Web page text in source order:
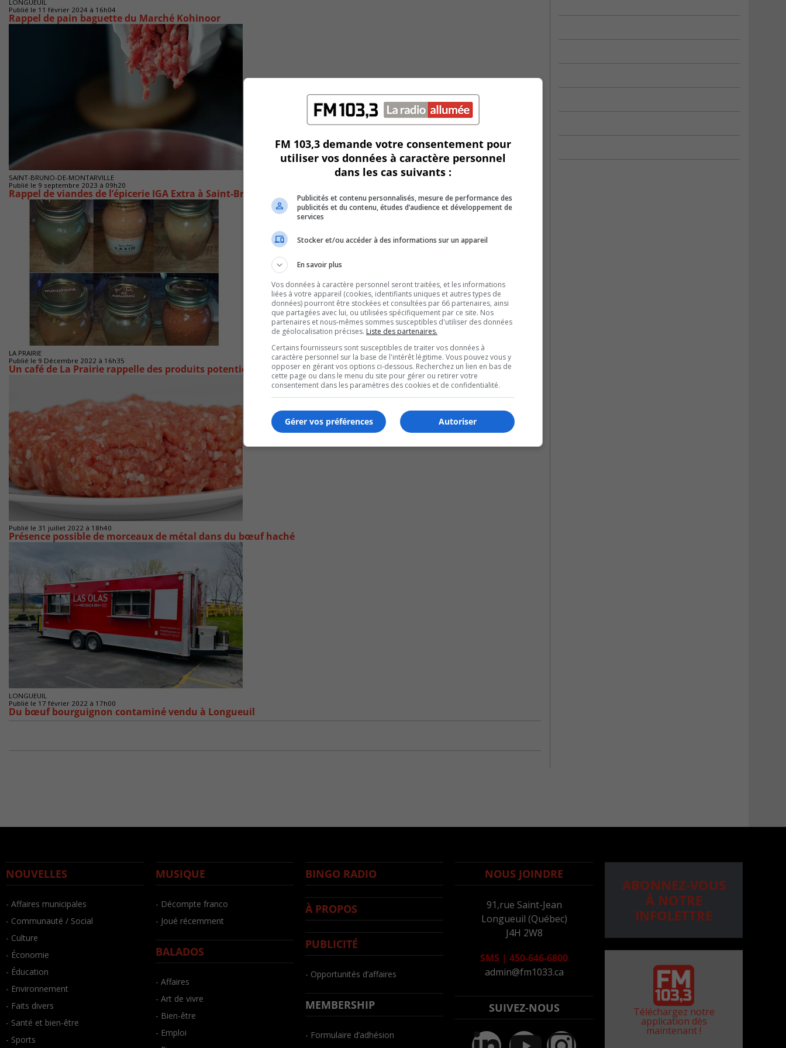
LONGUEUIL
Publié le 11 février 2024 à 16h04
Rappel de pain baguette du Marché Kohinoor
SAINT-BRUNO-DE-MONTARVILLE
Publié le 9 septembre 2023 à 09h20
Rappel de viandes de l’épicerie IGA Extra à Saint-Bruno
LA PRAIRIE
Publié le 9 Décembre 2022 à 16h35
Un café de La Prairie rappelle des produits potentiellement gâtés
Publié le 31 juillet 2022 à 18h40
Présence possible de morceaux de métal dans du bœuf haché
LONGUEUIL
Publié le 17 février 2022 à 17h00
Du bœuf bourguignon contaminé vendu à Longueuil
NOUVELLES
- Affaires municipales
- Communauté / Social
- Culture
- Économie
- Éducation
- Environnement
- Faits divers
- Santé et bien-être
- Sports
MUSIQUE
- Décompte franco
- Joué récemment
BALADOS
- Affaires
- Art de vivre
- Bien-être
- Emploi
BINGO RADIO
À PROPOS
PUBLICITÉ
- Opportunités d’affaires
MEMBERSHIP
- Formulaire d’adhésion
NOUS JOINDRE
91,rue Saint-Jean
Longueuil (Québec)
J4H 2W8
SMS | 450-646-6800
admin@fm1033.ca
SUIVEZ-NOUS
ABONNEZ-VOUS
À NOTRE
INFOLETTRE
Téléchargez notre
application dès
maintenant !
FM 103,3 demande votre consentement pour
utiliser vos données à caractère personnel
dans les cas suivants :
Publicités et contenu personnalisés, mesure de performance des
publicités et du contenu, études d’audience et développement de
services
Stocker et/ou accéder à des informations sur un appareil
En savoir plus
Vos données à caractère personnel seront traitées, et les informations
liées à votre appareil (cookies, identifiants uniques et autres types de
données) pourront être stockées et consultées par 66 partenaires, ainsi
que partagées avec lui, ou utilisées spécifiquement par ce site. Nos
partenaires et nous-mêmes sommes susceptibles d'utiliser des données
de géolocalisation précises. Liste des partenaires.
Certains fournisseurs sont susceptibles de traiter vos données à
caractère personnel sur la base de l'intérêt légitime. Vous pouvez vous y
opposer en gérant vos options ci-dessous. Recherchez un lien en bas de
cette page ou dans le menu du site pour gérer ou retirer votre
consentement dans les paramètres des cookies et de confidentialité.
Autoriser
Gérer vos préférences